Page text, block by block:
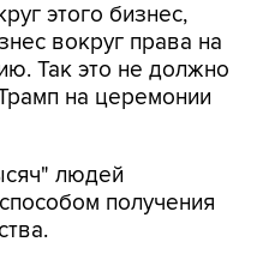
этого бизнес,
вокруг права на
Так это не должно
на церемонии
людей
получения